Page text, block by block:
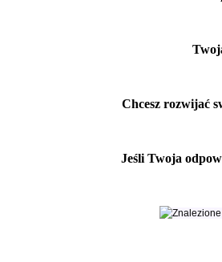
Chcesz rozwijać
Jeśli Twoja